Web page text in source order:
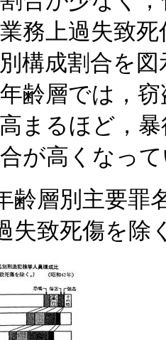
務上過失致死
構成割合を
齢層では，
まるほど，
が高くなっ
層別主要罪
失致死傷を除